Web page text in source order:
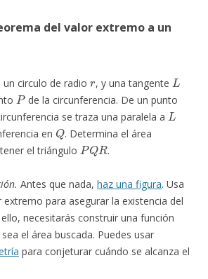
del valor extremo a un
un circulo de radio , y una tangente
L
P
de la circunferencia. De un punto
se traza una paralela a
L
en
Q
. Determina el área
el triángulo
PQR
.
Antes que nada, haz una figura. Usa
para asegurar la existencia del
necesitarás construir una función
el área buscada. Puedes usar
para conjeturar cuándo se alcanza el